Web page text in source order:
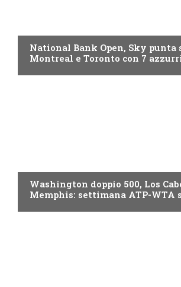
National Bank Open, Sky punta
Montreal e Toronto con 7
Washington doppio 500, Los
Memphis: settimana ATP-WTA